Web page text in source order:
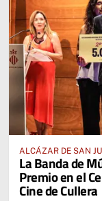
ALCÁZAR DE SAN
La Banda de
Premio en el
Cine de Cullera